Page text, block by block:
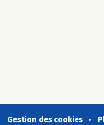
Gestion des cookies